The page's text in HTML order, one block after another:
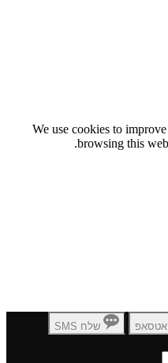
We use cookies to
browsing this
.
שלח SMS